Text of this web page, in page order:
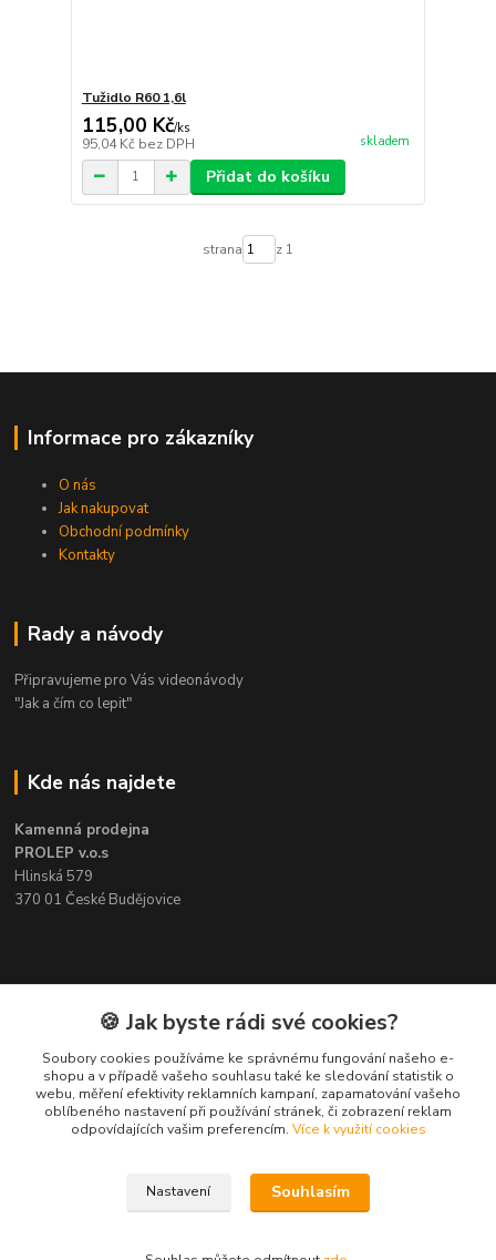
Tužidlo R60 1,6l
115,00 Kč/ks
95,04 Kč bez DPH skladem
Přidat do košíku
strana z 1
Informace pro zákazníky
O nás
Jak nakupovat
Obchodní podmínky
Kontakty
Rady a návody
Připravujeme pro Vás videonávody
"Jak a čím co lepit"
Kde nás najdete
Kamenná prodejna
PROLEP v.o.s
Hlinská 579
370 01 České Budějovice
Kontakt
Pavel Šedivý
+420 602 148 895
Pracovní doba PO - PÁ: 8,00-16,30
🍪 Jak byste rádi své cookies?
Soubory cookies používáme ke správnému fungování našeho e-
shopu a v případě vašeho souhlasu také ke sledování statistik o
webu, měření efektivity reklamních kampaní, zapamatování vašeho
oblíbeného nastavení při používání stránek, či zobrazení reklam
odpovídajících vašim preferencím. Více k využití cookies
Nastavení Souhlasím